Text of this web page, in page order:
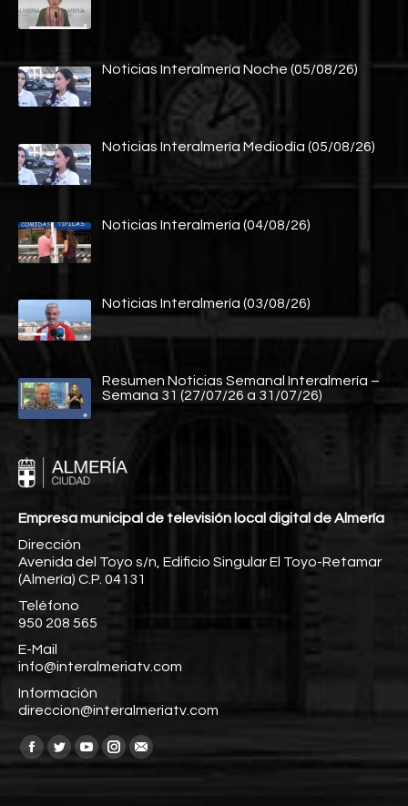
Noticias Interalmería Noche (05/08/26)
Noticias Interalmería Mediodía (05/08/26)
Noticias Interalmería (04/08/26)
Noticias Interalmería (03/08/26)
Resumen Noticias Semanal Interalmería –
Semana 31 (27/07/26 a 31/07/26)
Empresa municipal de televisión local digital de Almería
Dirección
Avenida del Toyo s/n, Edificio Singular El Toyo-Retamar
(Almería) C.P. 04131
Teléfono
950 208 565
E-Mail
info@interalmeriatv.com
Información
direccion@interalmeriatv.com
Encuéntranos en:
Facebook
TwitterYouTube
Instagram
Mail